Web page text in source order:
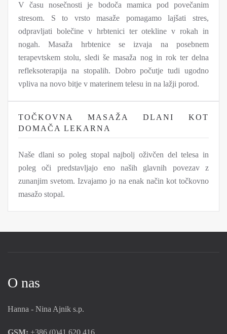
V času nosečnosti je bodoča mamica pod povečanim
stresom. S to vrsto masaže pomagamo lajšati stres,
odpravljati bolečine v hrbtenici ter otekline v rokah in
nogah. Masaža hrbtenice se izvaja na posebnem
terapevtskem stolu, sledi še masaža nog in rok ter delna
refleksoterapija na stopalih. Dobro počutje tudi ugodno
vpliva na novo bitje v materinem telesu in na lažji porod.
TOČKOVNA MASAŽA DLANI KOT
DOMAČA LEKARNA
Naše dlani so poleg stopal najbolj oživčen del telesa in
poleg oči predstavljajo eno naših glavnih povezav z
zunanjim svetom. Izvajamo jo na enak način kot točkovno
masažo stopal.
O nas
Hanna - Nina Ajnik s.p.
GSM: +386 (0)41 620 416